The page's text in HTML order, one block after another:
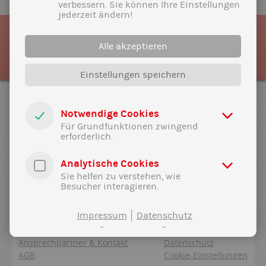
EUROBAUSTOFF – Europas
führender Kooperation des
Baustoff-Fachhandels
Übelein Baustoffe GmbH
Rudolf-Diesel-Str. 7, 85356 Freising
Tel. 08161 9879-0
Unternehmensbroschüre (PDF)
Ansprechpartner & Kontakt
AGB
Impressum
Datenschutz
Cookie-Einstellungen
verbessern. Sie können Ihre Einstellungen
jederzeit ändern!
Alle akzeptieren
Einstellungen speichern
Notwendige Cookies
Für Grundfunktionen zwingend
erforderlich.
Analytische Cookies
Sie helfen zu verstehen, wie
Besucher interagieren.
Impressum Datenschutz